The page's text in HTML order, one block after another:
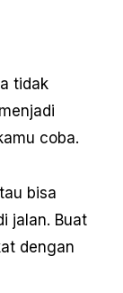
tidak
coba.
bisa
jalan. Buat
dengan